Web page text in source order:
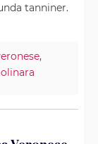
tanniner.
,